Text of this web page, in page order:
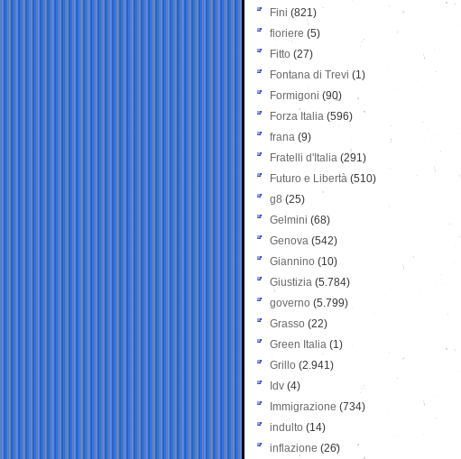
Fini (821)
fioriere (5)
Fitto (27)
Fontana di Trevi (1)
Formigoni (90)
Forza Italia (596)
frana (9)
Fratelli d'Italia (291)
Futuro e Libertà (510)
g8 (25)
Gelmini (68)
Genova (542)
Giannino (10)
Giustizia (5.784)
governo (5.799)
Grasso (22)
Green Italia (1)
Grillo (2.941)
Idv (4)
Immigrazione (734)
indulto (14)
inflazione (26)